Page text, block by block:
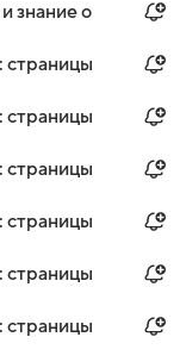
знание о
страницы
страницы
страницы
страницы
страницы
страницы